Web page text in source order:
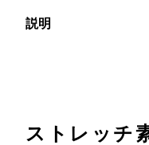
説明
ストレッチ